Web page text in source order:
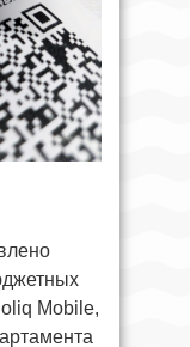
Mobile,